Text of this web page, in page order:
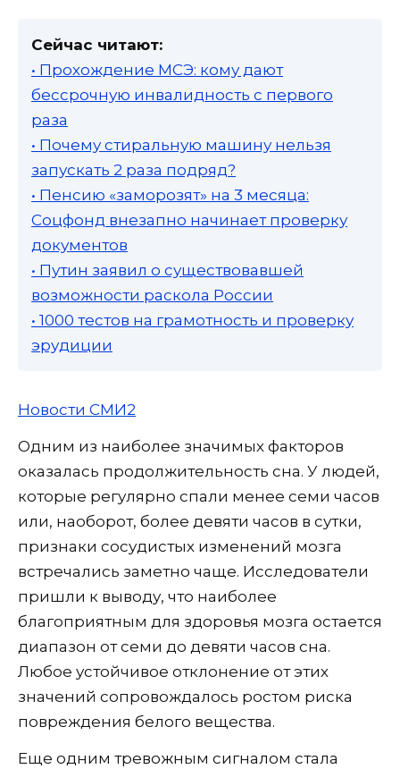
Сейчас читают:
• Прохождение МСЭ: кому дают
бессрочную инвалидность с первого
раза
• Почему стиральную машину нельзя
запускать 2 раза подряд?
• Пенсию «заморозят» на 3 месяца:
Соцфонд внезапно начинает проверку
документов
• Путин заявил о существовавшей
возможности раскола России
• 1000 тестов на грамотность и проверку
эрудиции
Новости СМИ2
Одним из наиболее значимых факторов
оказалась продолжительность сна. У людей,
которые регулярно спали менее семи часов
или, наоборот, более девяти часов в сутки,
признаки сосудистых изменений мозга
встречались заметно чаще. Исследователи
пришли к выводу, что наиболее
благоприятным для здоровья мозга остается
диапазон от семи до девяти часов сна.
Любое устойчивое отклонение от этих
значений сопровождалось ростом риска
повреждения белого вещества.
Еще одним тревожным сигналом стала